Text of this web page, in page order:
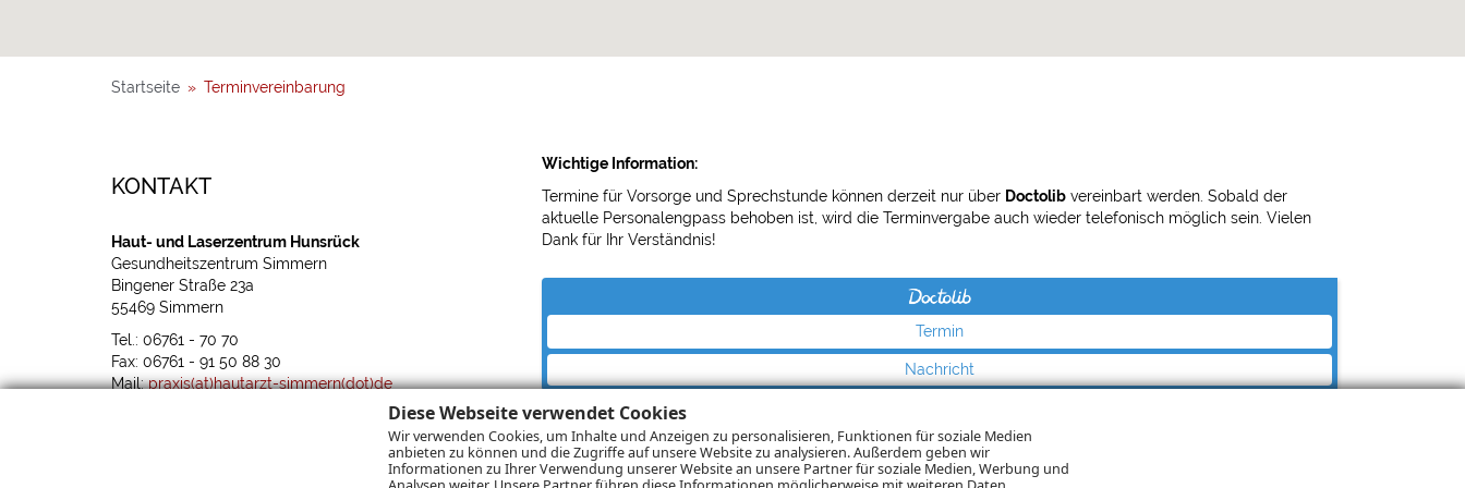
Startseite » Terminvereinbarung
KONTAKT
Haut- und Laserzentrum Hunsrück
Gesundheitszentrum Simmern
Bingener Straße 23a
55469 Simmern
Tel.: 06761 - 70 70
Fax: 06761 - 91 50 88 30
Mail:praxis(at)hautarzt-simmern(dot)de
Haben Sie Fragen, Wünsche oder Anregungen?
Interessieren Sie sich für unsere Angebote und wünschen
Wichtige Information:
Termine für Vorsorge und Sprechstunde können derzeit nur über Doctolib vereinbart werden. Sobald der
aktuelle Personalengpass behoben ist, wird die Terminvergabe auch wieder telefonisch möglich sein. Vielen
Dank für Ihr Verständnis!
Termin
Nachricht
Diese Webseite verwendet Cookies
Wir verwenden Cookies, um Inhalte und Anzeigen zu personalisieren, Funktionen für soziale Medien
anbieten zu können und die Zugriffe auf unsere Website zu analysieren. Außerdem geben wir
Informationen zu Ihrer Verwendung unserer Website an unsere Partner für soziale Medien, Werbung und